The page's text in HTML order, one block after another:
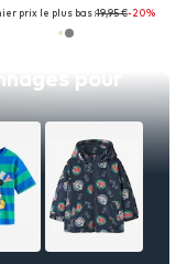
pour
prix le plus bas :19,95 €-20%